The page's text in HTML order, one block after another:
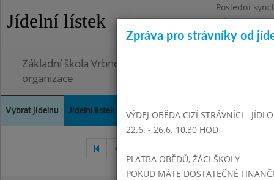
Jídelní lístek
Poslední
Pátek
Omezení
Základní škola Vrbno pod Pradědem, okres Bruntál,
organizace
Vybrat jídelnu Jídelní lístek Historie Kontakty a informace
Zpráva pro strávníky od
VÝDEJ OBĚDA CIZÍ STRÁVNÍCI -
22.6. - 26.6. 10,30 HOD
PLATBA OBĚDŮ, ŽÁCI ŠKOLY
POKUD MÁTE DOSTATEČNÉ